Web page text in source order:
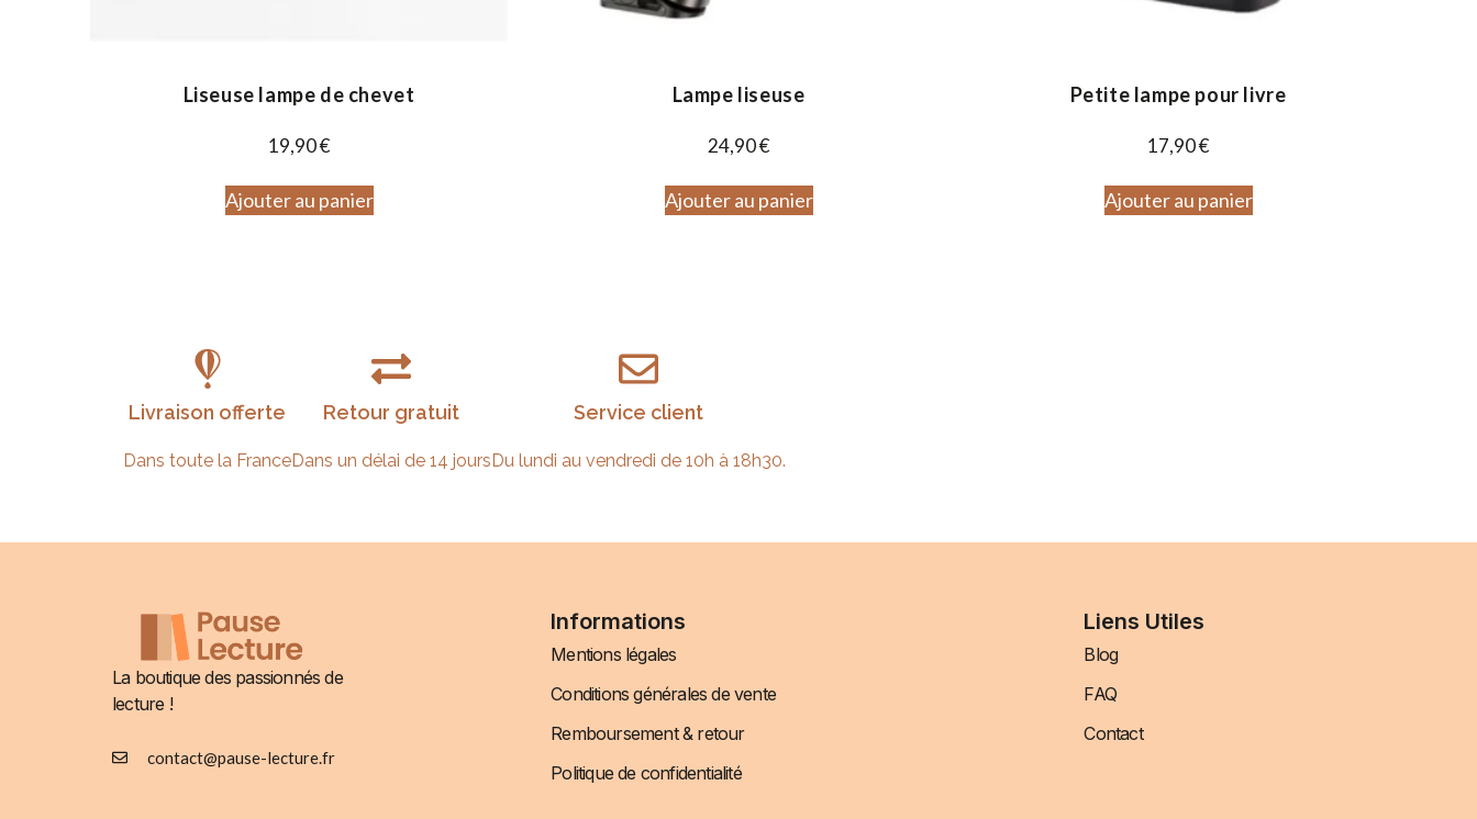
Liseuse lampe de chevet
19,90€
Ajouter au panier
Lampe liseuse
24,90€
Ajouter au panier
Petite lampe pour livre
17,90€
Ajouter au panier
Livraison offerte
Dans toute la France
Retour gratuit
Dans un délai de 14 jours
Service client
Du lundi au vendredi de 10h à 18h30.
La boutique des passionnés de
lecture !
contact@pause-lecture.fr
Informations
Mentions légales
Conditions générales de vente
Remboursement & retour
Politique de confidentialité
Liens Utiles
Blog
FAQ
Contact